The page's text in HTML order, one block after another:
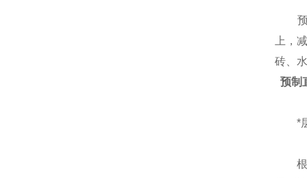
预制
上，
砖、
预制
*层
根据